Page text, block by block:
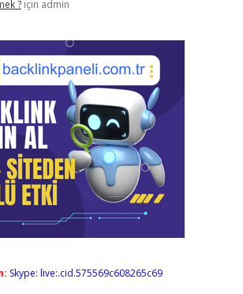
? için admin
Skype: live:.cid.575569c608265c69